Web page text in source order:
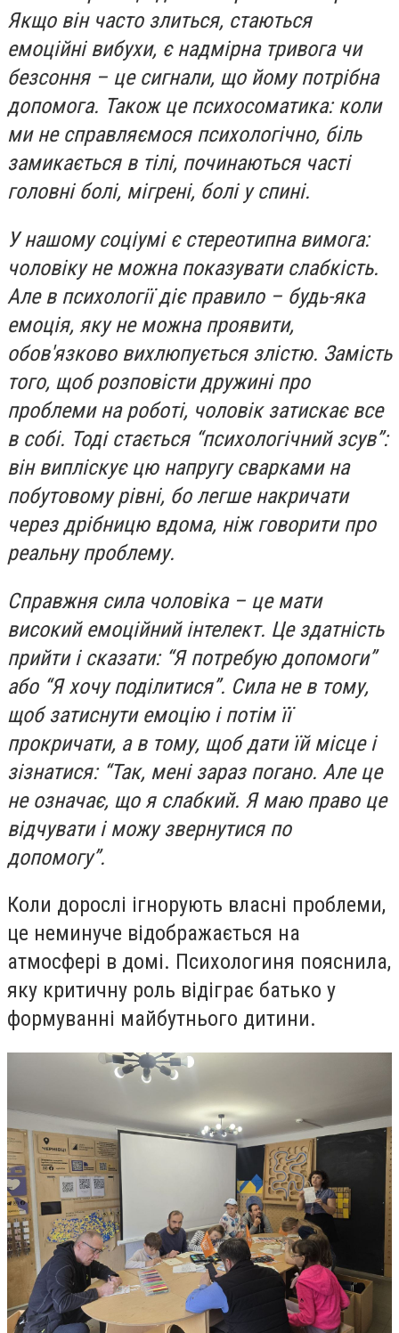
Якщо він часто злиться, стаються
емоційні вибухи, є надмірна тривога чи
безсоння – це сигнали, що йому потрібна
допомога. Також це психосоматика: коли
ми не справляємося психологічно, біль
замикається в тілі, починаються часті
головні болі, мігрені, болі у спині.
У нашому соціумі є стереотипна вимога:
чоловіку не можна показувати слабкість.
Але в психології діє правило – будь-яка
емоція, яку не можна проявити,
обов'язково вихлюпується злістю. Замість
того, щоб розповісти дружині про
проблеми на роботі, чоловік затискає все
в собі. Тоді стається “психологічний зсув”:
він випліскує цю напругу сварками на
побутовому рівні, бо легше накричати
через дрібницю вдома, ніж говорити про
реальну проблему.
Справжня сила чоловіка – це мати
високий емоційний інтелект. Це здатність
прийти і сказати: “Я потребую допомоги”
або “Я хочу поділитися”. Сила не в тому,
щоб затиснути емоцію і потім її
прокричати, а в тому, щоб дати їй місце і
зізнатися: “Так, мені зараз погано. Але це
не означає, що я слабкий. Я маю право це
відчувати і можу звернутися по
допомогу”.
Коли дорослі ігнорують власні проблеми,
це неминуче відображається на
атмосфері в домі. Психологиня пояснила,
яку критичну роль відіграє батько у
формуванні майбутнього дитини.